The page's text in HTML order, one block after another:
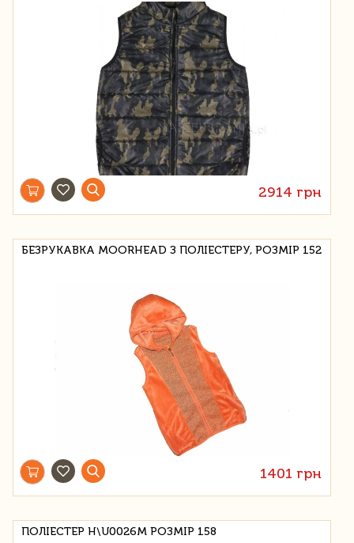
2914 грн
БЕЗРУКАВКА MOORHEAD З ПОЛІЕСТЕРУ, РОЗМІР 152
1401 грн
ПОЛІЕСТЕР H\U0026M РОЗМІР 158